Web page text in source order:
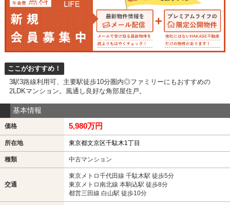
ここがおすすめ！
3駅3路線利用可、主要駅徒歩10分圏内◎ファミリーにもおすすめの
2LDKマンション。風通し良好な角部屋住戸。
基本情報
価格 5,980万円
所在地 東京都文京区千駄木1丁目
種類 中古マンション
交通
東京メトロ千代田線 千駄木駅 徒歩5分
東京メトロ南北線 本駒込駅 徒歩8分
都営三田線 白山駅 徒歩10分